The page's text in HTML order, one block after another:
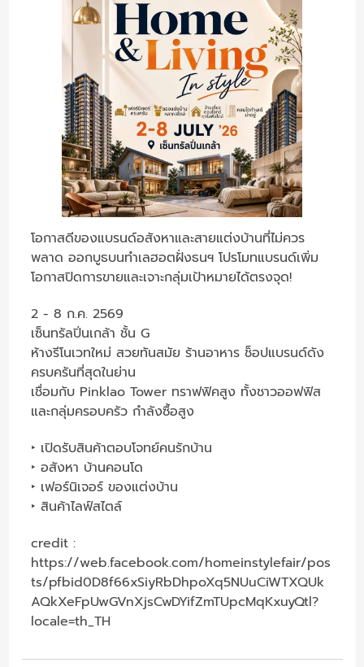
โอกาสดีของแบรนด์อสังหาและสายแต่งบ้านที่ไม่ควร
พลาด ออกบูธบนทำเลฮอตฝั่งธนฯ โปรโมทแบรนด์เพิ่ม
โอกาสปิดการขายและเจาะกลุ่มเป้าหมายได้ตรงจุด!
2 - 8 ก.ค. 2569
เซ็นทรัลปิ่นเกล้า ชั้น G
ห้างรีโนเวทใหม่ สวยทันสมัย ร้านอาหาร ช็อปแบรนด์ดัง
ครบครันที่สุดในย่าน
เชื่อมกับ Pinklao Tower ทราฟฟิคสูง ทั้งชาวออฟฟิส
และกลุ่มครอบครัว กำลังซื้อสูง
‣ เปิดรับสินค้าตอบโจทย์คนรักบ้าน
‣ อสังหา บ้านคอนโด
‣ เฟอร์นิเจอร์ ของแต่งบ้าน
‣ สินค้าไลฟ์สไตล์
credit :
https://web.facebook.com/homeinstylefair/pos
ts/pfbid0D8f66xSiyRbDhpoXq5NUuCiWTXQUk
AQkXeFpUwGVnXjsCwDYifZmTUpcMqKxuyQtl?
locale=th_TH